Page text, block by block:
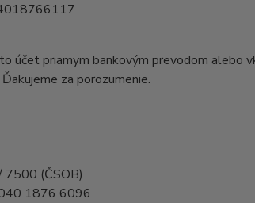
účet priamym bankovým prevodom alebo
za porozumenie.
(ČSOB)
1876 6096